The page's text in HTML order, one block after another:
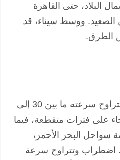
البلاد، حتى القاهرة
الصعيد. ووسط سيناء، قد
الطرق.
ويكون هناك نشاط للرياح تتراوح سرعته ما بين 30 إلى
على فترات متقطعة، فيما
سواحل البحر الأحمر،
اضطراب وتتراوح سرعة